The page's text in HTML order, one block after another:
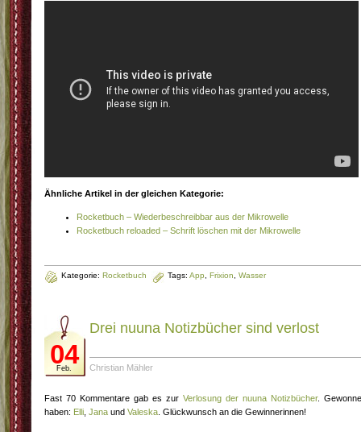
Ähnliche Artikel in der gleichen Kategorie:
Rocketbuch – Wiederbeschreibbar aus der Mikrowelle
Rocketbuch reloaded – Schrift löschen mit der Mikrowelle
Kategorie: Rocketbuch Tags: App Frixion Wasser
04
Feb.
Drei nuuna Notizbücher sind verlost
Christian Mähler
Fast 70 Kommentare gab es zur Verlosung der nuuna Notizbücher.
haben: Elli Jana und Valeska . Glückwunsch an die Gewinnerinnen!